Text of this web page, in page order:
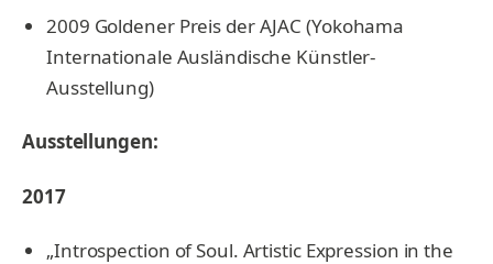
2009 Goldener Preis der AJAC (Yokohama
Internationale Ausländische Künstler-
Ausstellung)
Ausstellungen:
2017
„Introspection of Soul. Artistic Expression in the